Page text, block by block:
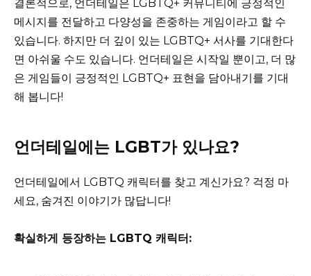
결론적으로, 언더테일은 LGBTQ+ 커뮤니티에 긍정적인
메시지를 전달하고 다양성을 존중하는 게임이라고 할 수
있습니다. 하지만 더 깊이 있는 LGBTQ+ 서사를 기대한다
면 아쉬울 수도 있습니다. 언더테일은 시작일 뿐이고, 더 많
은 게임들이 긍정적인 LGBTQ+ 표현을 담아내기를 기대
해 봅니다!
언더테일에는 LGBT가 있나요?
언더테일에서 LGBTQ 캐릭터를 찾고 계신가요? 걱정 마
세요, 숨겨진 이야기가 많답니다!
확실하게 등장하는 LGBTQ 캐릭터: